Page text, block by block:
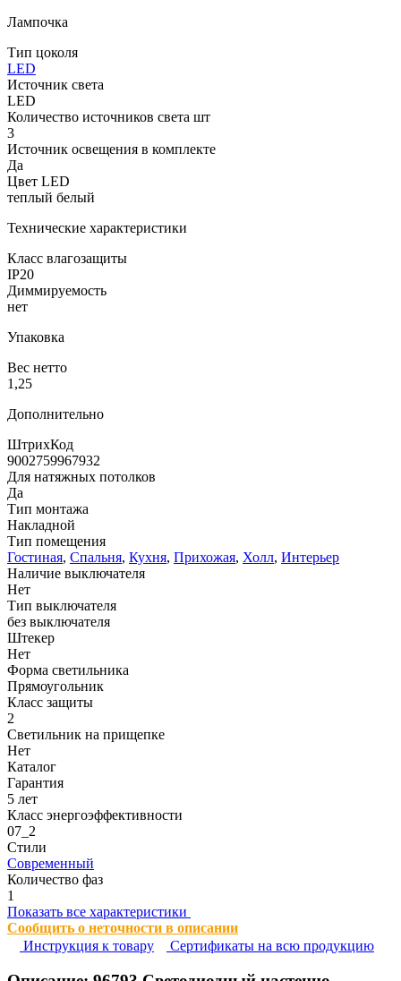
Лампочка
Тип цоколя
LED
Источник света
LED
Количество источников света шт
3
Источник освещения в комплекте
Да
Цвет LED
теплый белый
Технические характеристики
Класс влагозащиты
IP20
Диммируемость
нет
Упаковка
Вес нетто
1,25
Дополнительно
ШтрихКод
9002759967932
Для натяжных потолков
Да
Тип монтажа
Накладной
Тип помещения
Гостиная, Спальня, Кухня, Прихожая, Холл, Интерьер
Наличие выключателя
Нет
Тип выключателя
без выключателя
Штекер
Нет
Форма светильника
Прямоугольник
Класс защиты
2
Светильник на прищепке
Нет
Каталог
Гарантия
5 лет
Класс энергоэффективности
07_2
Стили
Современный
Количество фаз
1
Показать все характеристики
Сообщить о неточности в описании
Инструкция к товару
Сертификаты на всю продукцию